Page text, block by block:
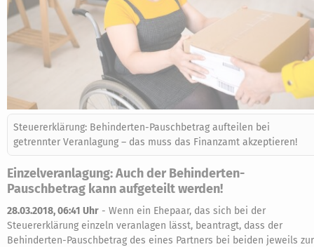
Steuererklärung: Behinderten-Pauschbetrag aufteilen bei
getrennter Veranlagung – das muss das Finanzamt akzeptieren!
Einzelveranlagung: Auch der Behinderten-
Pauschbetrag kann aufgeteilt werden!
28.03.2018, 06:41 Uhr - Wenn ein Ehepaar, das sich bei der
Steuererklärung einzeln veranlagen lässt, beantragt, dass der
Behinderten-Pauschbetrag des eines Partners bei beiden jeweils zur